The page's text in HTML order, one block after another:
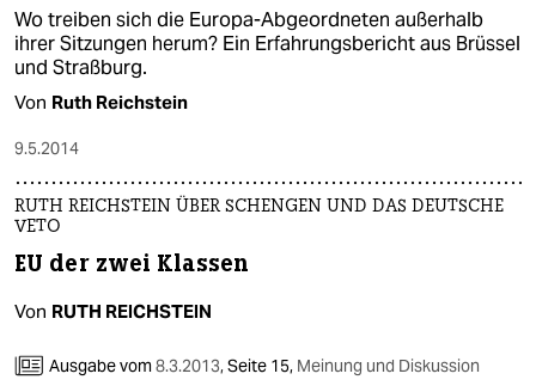
unterstützen
abo
epaper login
Wo treiben sich die Europa-Abgeordneten außerhalb
ihrer Sitzungen herum? Ein Erfahrungsbericht aus Brüssel
und Straßburg.
Von Ruth Reichstein
9.5.2014
RUTH REICHSTEIN ÜBER SCHENGEN UND DAS DEUTSCHE
VETO
EU der zwei Klassen
Von RUTH REICHSTEIN
Ausgabe vom8.3.2013,Seite 15, Meinung und Diskussion